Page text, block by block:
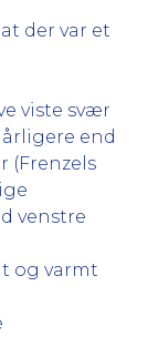
der var et
viste svær
end
(Frenzels
venstre
og varmt